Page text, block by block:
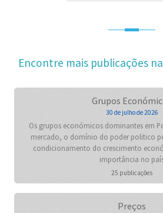
Encontre mais publicações
Grupos
30 de julho de 2026
Os grupos económicos dominantes em
mercado, o domínio do poder politico
condicionamento do crescimento
importância no
25 publicações
Preços